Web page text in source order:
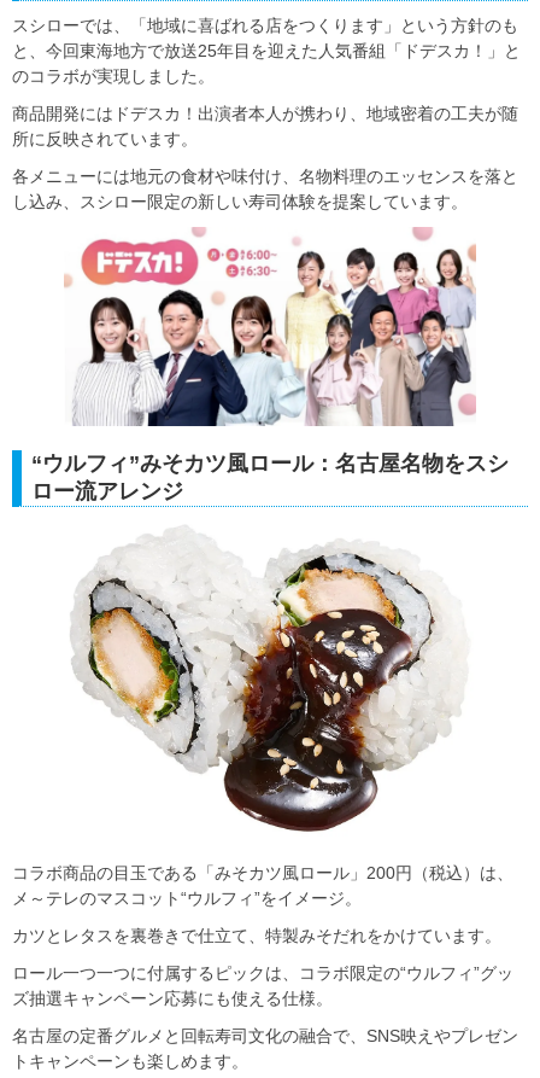
スシローでは、「地域に喜ばれる店をつくります」という方針のも
と、今回東海地方で放送25年目を迎えた人気番組「ドデスカ！」と
のコラボが実現しました。
商品開発にはドデスカ！出演者本人が携わり、地域密着の工夫が随
所に反映されています。
各メニューには地元の食材や味付け、名物料理のエッセンスを落と
し込み、スシロー限定の新しい寿司体験を提案しています。
“ウルフィ”みそカツ風ロール：名古屋名物をスシ
ロー流アレンジ
コラボ商品の目玉である「みそカツ風ロール」200円（税込）は、
メ～テレのマスコット“ウルフィ”をイメージ。
カツとレタスを裏巻きで仕立て、特製みそだれをかけています。
ロール一つ一つに付属するピックは、コラボ限定の“ウルフィ”グッ
ズ抽選キャンペーン応募にも使える仕様。
名古屋の定番グルメと回転寿司文化の融合で、SNS映えやプレゼン
トキャンペーンも楽しめます。